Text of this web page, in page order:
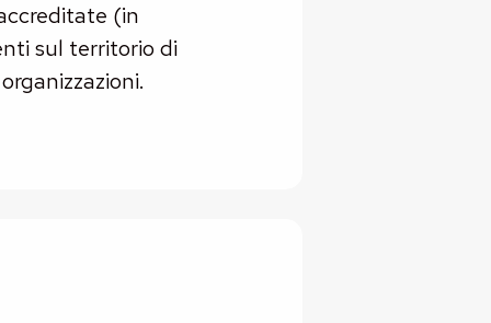
(in
sul territorio di